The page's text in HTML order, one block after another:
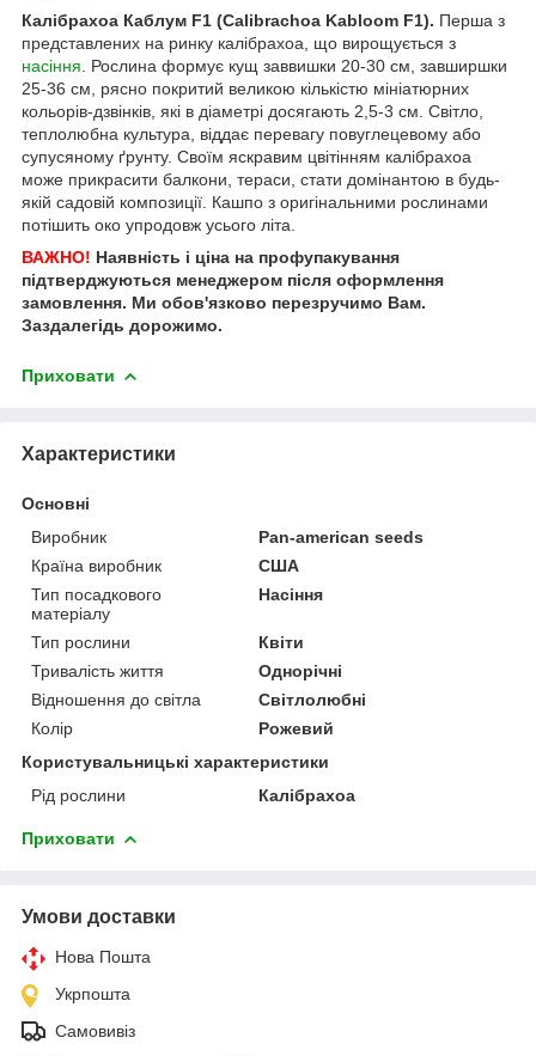
Калібрахоа Каблум F1 (Calibrachoa Kabloom F1). Перша з
представлених на ринку калібрахоа, що вирощується з
насіння . Рослина формує кущ заввишки 20-30 см, завширшки
25-36 см, рясно покритий великою кількістю мініатюрних
кольорів-дзвінків, які в діаметрі досягають 2,5-3 см. Світло,
теплолюбна культура, віддає перевагу повуглецевому або
супусяному ґрунту. Своїм яскравим цвітінням калібрахоа
може прикрасити балкони, тераси, стати домінантою в будь-
якій садовій композиції. Кашпо з оригінальними рослинами
потішить око упродовж усього літа.
ВАЖНО! Наявність і ціна на профупакування
підтверджуються менеджером після оформлення
замовлення. Ми обов'язково перезручимо Вам.
Заздалегідь дорожимо.
Приховати
Характеристики
Основні
Виробник
Pan-american seeds
Країна виробник
США
Тип посадкового
матеріалу
Насіння
Тип рослини
Квіти
Тривалість життя
Однорічні
Відношення до світла
Світлолюбні
Колір
Рожевий
Користувальницькі характеристики
Рід рослини
Калібрахоа
Приховати
Умови доставки
Нова Пошта
Укрпошта
Самовивіз